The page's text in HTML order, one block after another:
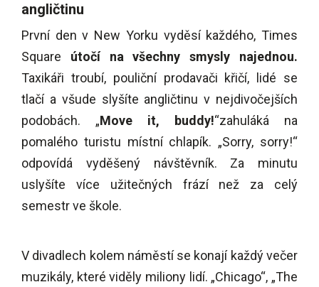
angličtinu
První den v New Yorku vyděsí každého, Times
Square útočí na všechny smysly najednou.
Taxikáři troubí, pouliční prodavači křičí, lidé se
tlačí a všude slyšíte angličtinu v nejdivočejších
podobách. „Move it, buddy!“zahuláká na
pomalého turistu místní chlapík. „Sorry, sorry!“
odpovídá vyděšený návštěvník. Za minutu
uslyšíte více užitečných frází než za celý
semestr ve škole.
V divadlech kolem náměstí se konají každý večer
muzikály, které viděly miliony lidí. „Chicago“, „The